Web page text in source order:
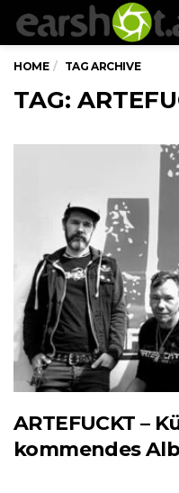
HOME TAG ARCHIVE
TAG:
ARTEFUCKT –
kommendes